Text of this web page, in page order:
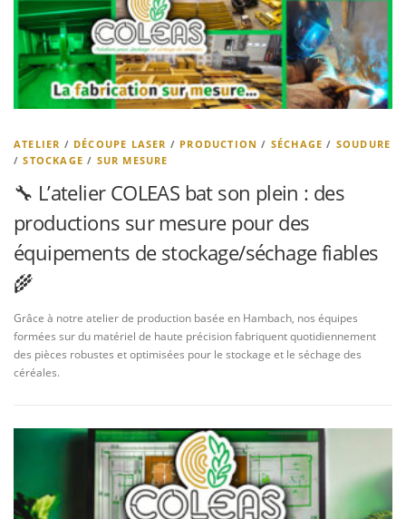
ATELIER / DÉCOUPE LASER / PRODUCTION / SÉCHAGE / SOUDURE
/STOCKAGE / SUR MESURE
🔧 L’atelier COLEAS bat son plein : des
productions sur mesure pour des
équipements de stockage/séchage fiables
🌾
Grâce à notre atelier de production basée en Hambach, nos équipes
formées sur du matériel de haute précision fabriquent quotidiennement
des pièces robustes et optimisées pour le stockage et le séchage des
céréales.